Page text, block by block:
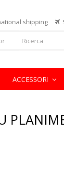
labore
nisi ut
et
shipping
ACCESSORI